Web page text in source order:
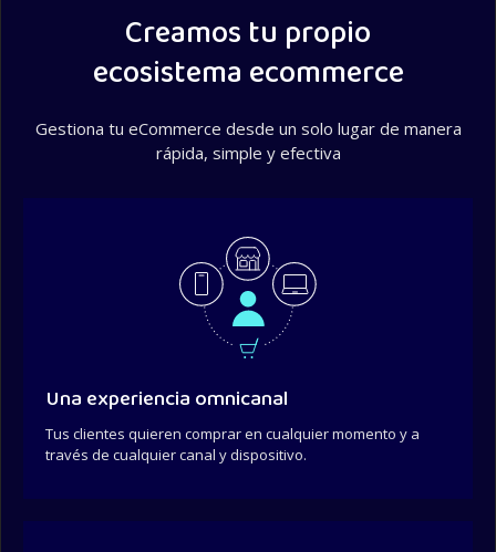
Creamos tu propio
ecosistema ecommerce
Gestiona tu eCommerce desde un solo lugar de manera
rápida, simple y efectiva
Una experiencia omnicanal
Tus clientes quieren comprar en cualquier momento y a
través de cualquier canal y dispositivo.